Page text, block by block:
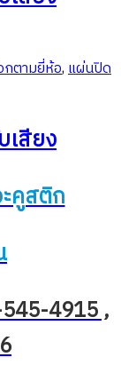
กตามยี่ห้อ,แผ่นปิด
เสียง
คูสติก
4915 ,